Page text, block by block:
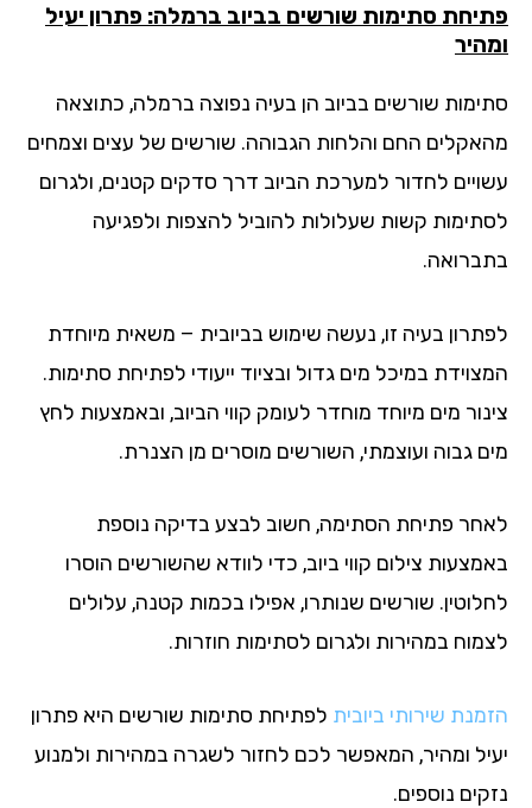
סתימות שורשים בביוב ברמלה: פתרון יעיל
שורשים בביוב הן בעיה נפוצה ברמלה, כתוצאה
החם והלחות הגבוהה. שורשים של עצים וצמחים
לחדור למערכת הביוב דרך סדקים קטנים, ולגרום
קשות שעלולות להוביל להצפות ולפגיעה
בעיה זו, נעשה שימוש בביובית – משאית מיוחדת
במיכל מים גדול ובציוד ייעודי לפתיחת סתימות.
מים מיוחד מוחדר לעומק קווי הביוב, ובאמצעות לחץ
גבוה ועוצמתי, השורשים מוסרים מן הצנרת.
פתיחת הסתימה, חשוב לבצע בדיקה נוספת
צילום קווי ביוב, כדי לוודא שהשורשים הוסרו
שורשים שנותרו, אפילו בכמות קטנה, עלולים
במהירות ולגרום לסתימות חוזרות.
שירותי ביוביתלפתיחת סתימות שורשים היא פתרון
ומהיר, המאפשר לכם לחזור לשגרה במהירות ולמנוע
נוספים.